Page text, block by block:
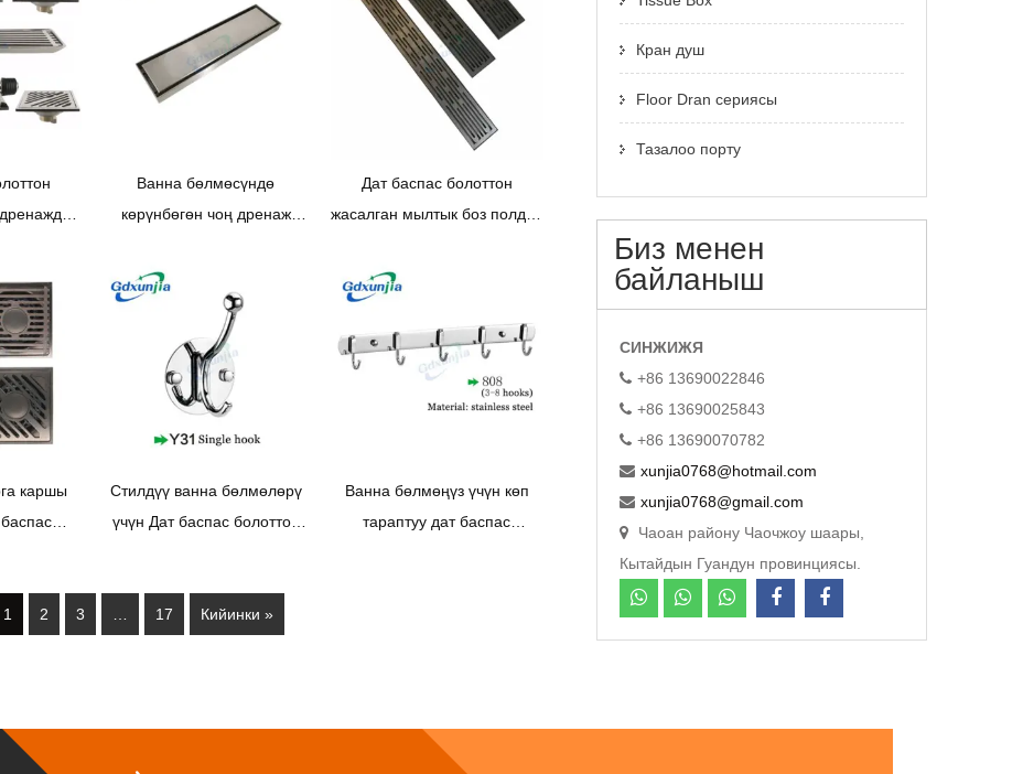
мүмкүн
нече
менен.
Ванна бөлмөсүндө
көрүнбөгөн чоң дренаж
баспас болоттон жасалган
полдун дренажы
Дат баспас болоттон
жасалган мылтык боз полдун
формадагы канализация
каршы
Стилдүү ванна бөлмөлөрү
үчүн Дат баспас болоттон
Ванна бөлмөңүз үчүн көп
тараптуу дат баспас
1 2 3 17 Кийинки »
Кран душ
Floor Dran сериясы
Тазалоо порту
Биз менен
байланыш
СИНЖИЖЯ
+86 13690022846
+86 13690025843
+86 13690070782
xunjia0768@hotmail.com
xunjia0768@gmail.com
Чаоан району Чаочжоу шаары,
Кытайдын Гуандун провинциясы.